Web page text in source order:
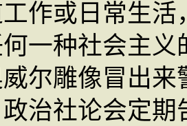
作或日常生
一种社会主
尔雕像冒出
治社论会定